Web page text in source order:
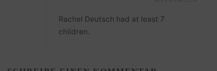
Rachel Deutsch had at least 7
children.